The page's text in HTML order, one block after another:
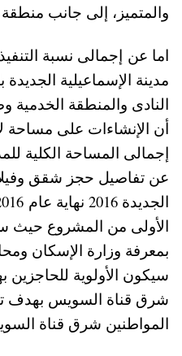
والمتميز، إلى جانب منطقة
اما عن إجمالى نسبة
إجمالى المساحة الكلية
عن تفاصيل حجز شقق
الأولى من المشروع حيث
بمعرفة وزارة الإسكان
سيكون الأولوية للحاجزين
شرق قناة السويس بهدف
المواطنين شرق قناة